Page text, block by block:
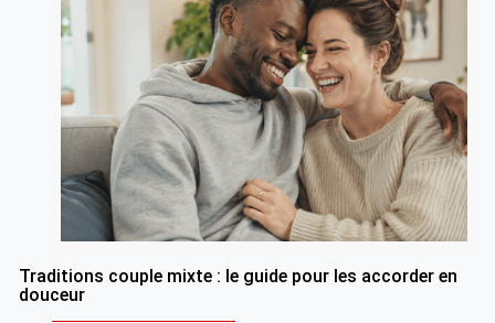
Traditions couple mixte : le guide pour les accorder en
douceur